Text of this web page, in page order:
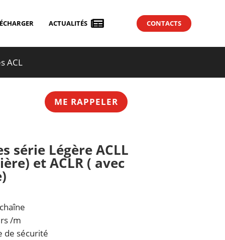

ACTUALITÉS CONTACTS
ACL
ME RAPPELER
série Légère ACLL
et ACLR ( avec
/m
de sécurité